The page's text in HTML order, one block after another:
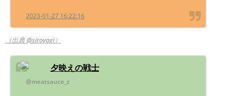
2023-01-27 16:22:16
（出典 @siroyagi）
夕映えの戦士
@meatsauce_z